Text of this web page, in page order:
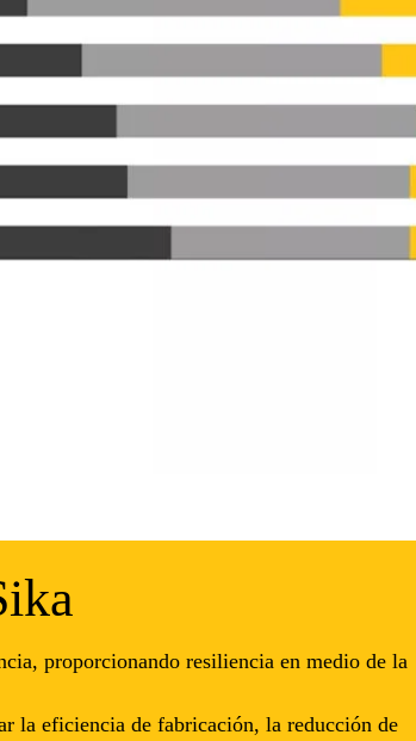
proporcionando resiliencia en medio de la
la eficiencia de fabricación, la reducción de